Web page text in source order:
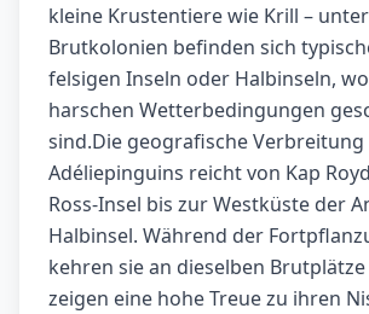
kleine Krustentiere wie Krill –
Brutkolonien befinden sich
felsigen Inseln oder Halbinseln,
harschen Wetterbedingungen
sind.Die geografische Verbreitung
Adéliepinguins reicht von Kap
Ross-Insel bis zur Westküste der
Halbinsel. Während der
kehren sie an dieselben
zeigen eine hohe Treue zu ihren